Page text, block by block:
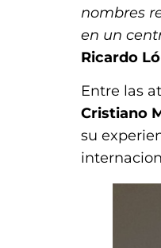
nombres
en un
Ricardo
Entre las
Cristiano
su